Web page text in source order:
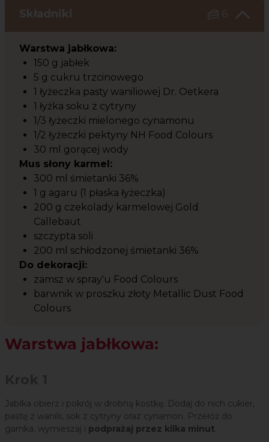
Składniki 6
Warstwa jabłkowa:
150 g jabłek
5 g cukru trzcinowego
1 łyżeczka pasty waniliowej Dr. Oetkera
1 łyżka soku z cytryny
1/3 łyżeczki mielonego cynamonu
1/2 łyżeczki pektyny NH Food Colours
30 ml gorącej wody
Mus słony karmel:
300 ml śmietanki 36%
1 g agaru (1 płaska łyżeczka)
200 g czekolady karmelowej Gold
Callebaut
szczypta soli
200 ml schłodzonej śmietanki 36%
Do dekoracji:
zamsz w spray'u Food Colours
barwnik w proszku złoty Metallic Dust Food
Colours
Warstwa jabłkowa:
Jabłka obierz i pokrój w drobną kostkę. Dodaj do nich cukier,
pastę z wanilii, sok z cytryny oraz cynamon. Przełóż do
garnka, wymieszaj i podprażaj przez kilka minut